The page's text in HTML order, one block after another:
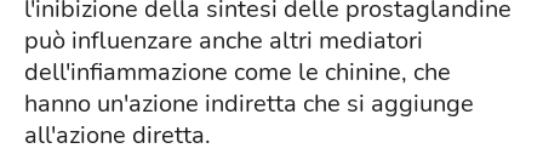
l'inibizione della sintesi delle prostaglandine
può influenzare anche altri mediatori
dell'infiammazione come le chinine, che
hanno un'azione indiretta che si aggiunge
all'azione diretta.